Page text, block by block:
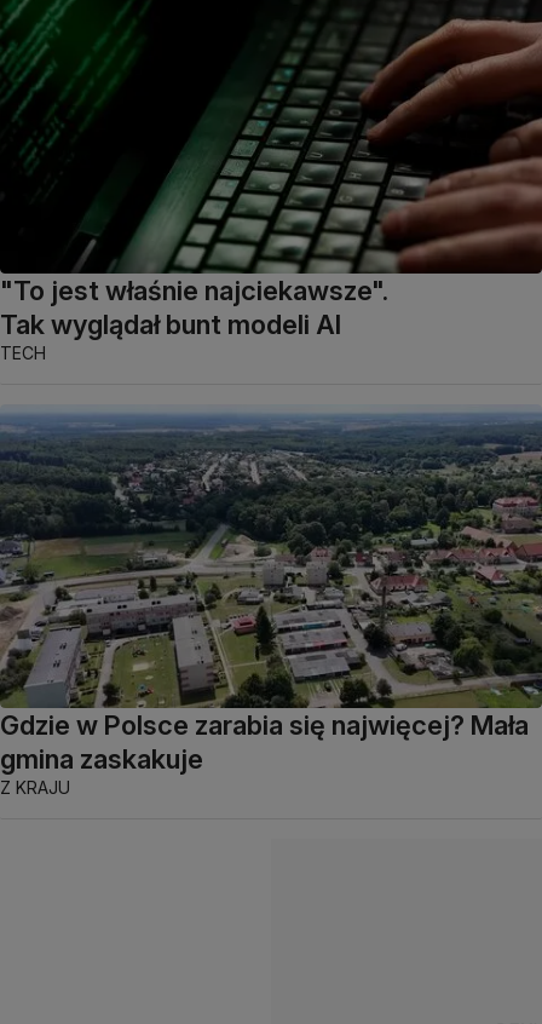
"To jest właśnie najciekawsze".
Tak wyglądał bunt modeli AI
TECH
Gdzie w Polsce zarabia się najwięcej? Mała
gmina zaskakuje
Z KRAJU